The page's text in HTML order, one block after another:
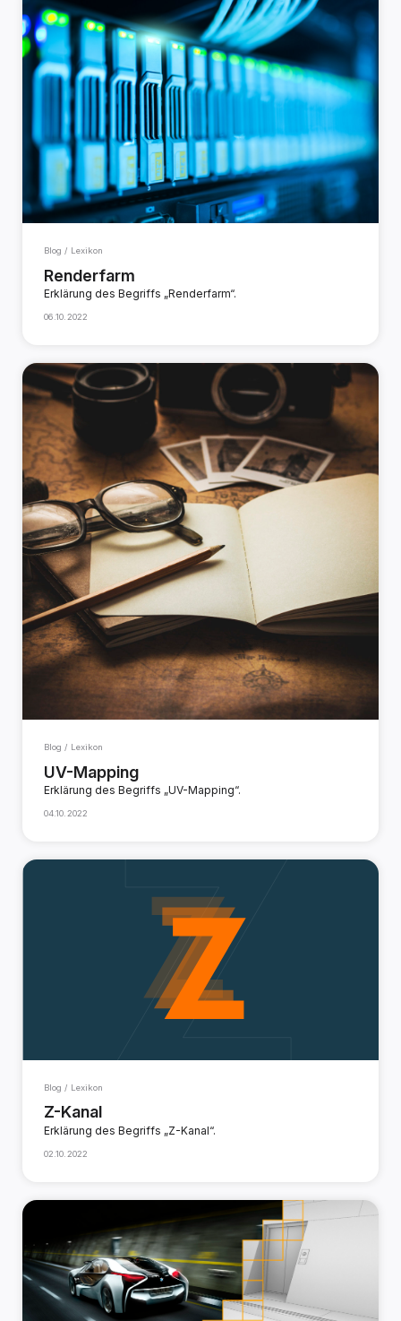
Blog / Lexikon
Renderfarm
Erklärung des Begriffs „Renderfarm“.
06.10.2022
Blog / Lexikon
UV-Mapping
Erklärung des Begriffs „UV-Mapping“.
04.10.2022
Blog / Lexikon
Z-Kanal
Erklärung des Begriffs „Z-Kanal“.
02.10.2022